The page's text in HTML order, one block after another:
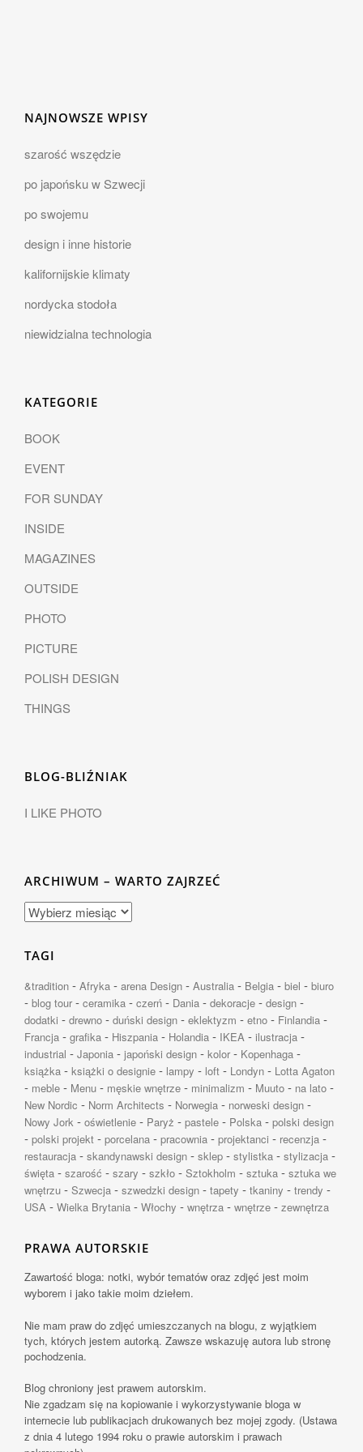
NAJNOWSZE WPISY
szarość wszędzie
po japońsku w Szwecji
po swojemu
design i inne historie
kalifornijskie klimaty
nordycka stodoła
niewidzialna technologia
KATEGORIE
BOOK
EVENT
FOR SUNDAY
INSIDE
MAGAZINES
OUTSIDE
PHOTO
PICTURE
POLISH DESIGN
THINGS
BLOG-BLIŹNIAK
I LIKE PHOTO
ARCHIWUM – WARTO ZAJRZEĆ
TAGI
&tradition - Afryka - arena Design - Australia - Belgia - biel - biuro
- blog tour - ceramika - czerń - Dania - dekoracje - design -
dodatki - drewno - duński design - eklektyzm - etno - Finlandia -
Francja - grafika - Hiszpania - Holandia - IKEA - ilustracja -
industrial - Japonia - japoński design - kolor - Kopenhaga -
książka - książki o designie - lampy - loft - Londyn - Lotta Agaton
- meble - Menu - męskie wnętrze - minimalizm - Muuto - na lato -
New Nordic - Norm Architects - Norwegia - norweski design -
Nowy Jork - oświetlenie - Paryż - pastele - Polska - polski design
- polski projekt - porcelana - pracownia - projektanci - recenzja -
restauracja - skandynawski design - sklep - stylistka - stylizacja -
święta - szarość - szary - szkło - Sztokholm - sztuka - sztuka we
wnętrzu - Szwecja - szwedzki design - tapety - tkaniny - trendy -
USA - Wielka Brytania - Włochy - wnętrza - wnętrze - zewnętrza
PRAWA AUTORSKIE
Zawartość bloga: notki, wybór tematów oraz zdjęć jest moim
wyborem i jako takie moim dziełem.
Nie mam praw do zdjęć umieszczanych na blogu, z wyjątkiem
tych, których jestem autorką. Zawsze wskazuję autora lub stronę
pochodzenia.
Blog chroniony jest prawem autorskim.
Nie zgadzam się na kopiowanie i wykorzystywanie bloga w
internecie lub publikacjach drukowanych bez mojej zgody. (Ustawa
z dnia 4 lutego 1994 roku o prawie autorskim i prawach